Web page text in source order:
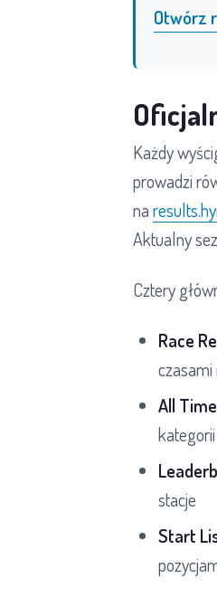
Otwórz
Każdy
prowadzi
na
Aktualny
Cztery
Race
czasami
All
stacje
Start